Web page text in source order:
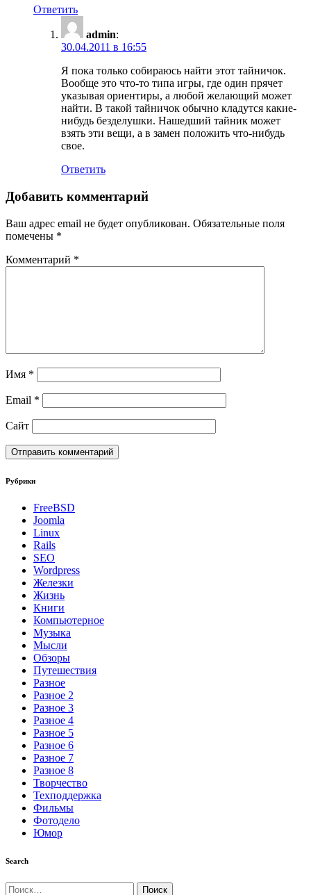
Ответить
admin:
30.04.2011 в 16:55
Я пока только собираюсь найти этот тайничок.
Вообще это что-то типа игры, где один прячет
указывая ориентиры, а любой желающий может
найти. В такой тайничок обычно кладутся какие-
нибудь безделушки. Нашедший тайник может
взять эти вещи, а в замен положить что-нибудь
свое.
Ответить
Добавить комментарий
Ваш адрес email не будет опубликован. Обязательные поля
помечены *
Комментарий *
Имя *
Email *
Сайт
Рубрики
FreeBSD
Joomla
Linux
Rails
SEO
Wordpress
Железки
Жизнь
Книги
Компьютерное
Музыка
Мысли
Обзоры
Путешествия
Разное
Разное 2
Разное 3
Разное 4
Разное 5
Разное 6
Разное 7
Разное 8
Творчество
Техподдержка
Фильмы
Фотодело
Юмор
Search
Найти: